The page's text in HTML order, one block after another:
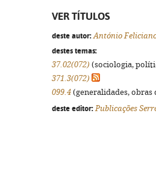
VER TÍTULOS
deste autor: António
destes temas:
37.02(072) (sociologia,
371.3(072)
099.4 (generalidades,
deste editor: Publicações